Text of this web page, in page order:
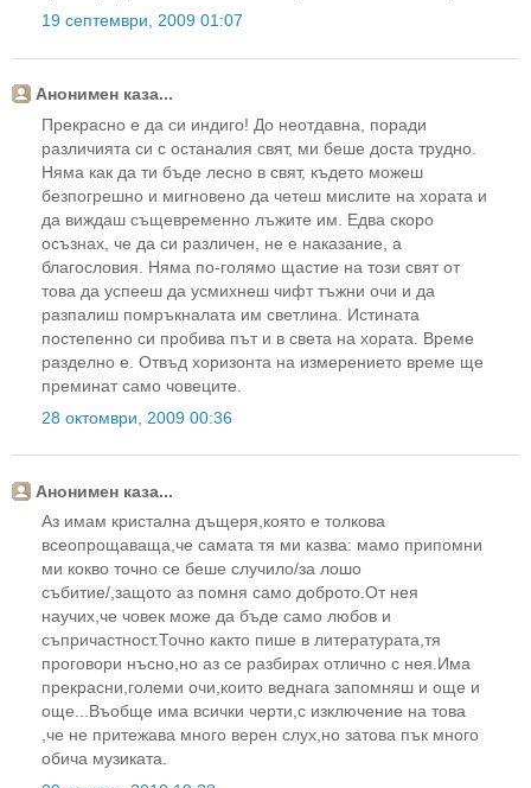
19 септември, 2009 01:07
Анонимен каза...
Прекрасно е да си индиго! До неотдавна, поради
различията си с останалия свят, ми беше доста трудно.
Няма как да ти бъде лесно в свят, където можеш
безпогрешно и мигновено да четеш мислите на хората и
да виждаш същевременно лъжите им. Едва скоро
осъзнах, че да си различен, не е наказание, а
благословия. Няма по-голямо щастие на този свят от
това да успееш да усмихнеш чифт тъжни очи и да
разпалиш помръкналата им светлина. Истината
постепенно си пробива път и в света на хората. Време
разделно е. Отвъд хоризонта на измерението време ще
преминат само човеците.
28 октомври, 2009 00:36
Анонимен каза...
Аз имам кристална дъщеря,която е толкова
всеопрощаваща,че самата тя ми казва: мамо припомни
ми кокво точно се беше случило/за лошо
събитие/,защото аз помня само доброто.От нея
научих,че човек може да бъде само любов и
съпричастност.Точно както пише в литературата,тя
проговори нъсно,но аз се разбирах отлично с нея.Има
прекрасни,големи очи,които веднага запомняш и още и
още...Въобще има всички черти,с изключение на това
,че не притежава много верен слух,но затова пък много
обича музиката.